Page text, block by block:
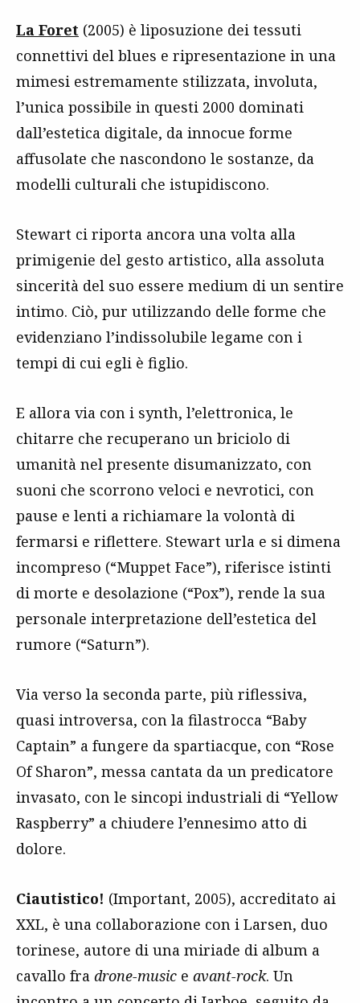
La Foret (2005) è liposuzione dei tessuti
connettivi del blues e ripresentazione in una
mimesi estremamente stilizzata, involuta,
l’unica possibile in questi 2000 dominati
dall’estetica digitale, da innocue forme
affusolate che nascondono le sostanze, da
modelli culturali che istupidiscono.
Stewart ci riporta ancora una volta alla
primigenie del gesto artistico, alla assoluta
sincerità del suo essere medium di un sentire
intimo. Ciò, pur utilizzando delle forme che
evidenziano l’indissolubile legame con i
tempi di cui egli è figlio.
E allora via con i synth, l’elettronica, le
chitarre che recuperano un briciolo di
umanità nel presente disumanizzato, con
suoni che scorrono veloci e nevrotici, con
pause e lenti a richiamare la volontà di
fermarsi e riflettere. Stewart urla e si dimena
incompreso (“Muppet Face”), riferisce istinti
di morte e desolazione (“Pox”), rende la sua
personale interpretazione dell’estetica del
rumore (“Saturn”).
Via verso la seconda parte, più riflessiva,
quasi introversa, con la filastrocca “Baby
Captain” a fungere da spartiacque, con “Rose
Of Sharon”, messa cantata da un predicatore
invasato, con le sincopi industriali di “Yellow
Raspberry” a chiudere l’ennesimo atto di
dolore.
Ciautistico! (Important, 2005), accreditato ai
XXL, è una collaborazione con i Larsen, duo
torinese, autore di una miriade di album a
cavallo fra drone-music e avant-rock. Un